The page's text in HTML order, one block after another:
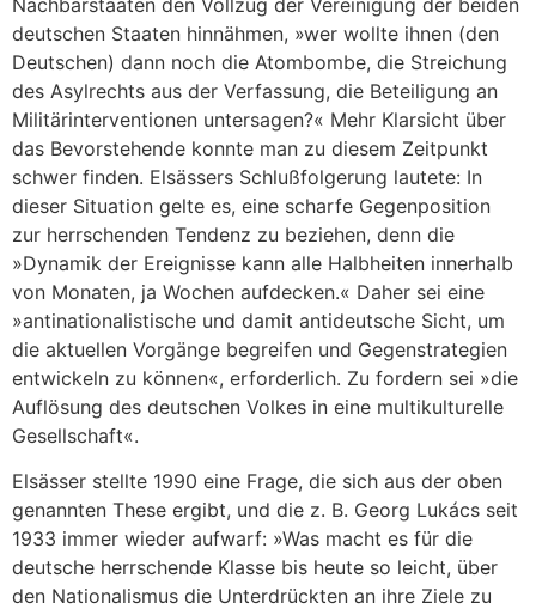
deutschen Staaten hinnähmen, »wer wollte ihnen (den
Deutschen) dann noch die Atombombe, die Streichung
des Asylrechts aus der Verfassung, die Beteiligung an
Militärinterventionen untersagen?« Mehr Klarsicht über
das Bevorstehende konnte man zu diesem Zeitpunkt
schwer finden. Elsässers Schlußfolgerung lautete: In
dieser Situation gelte es, eine scharfe Gegenposition
zur herrschenden Tendenz zu beziehen, denn die
»Dynamik der Ereignisse kann alle Halbheiten innerhalb
von Monaten, ja Wochen aufdecken.« Daher sei eine
»antinationalistische und damit antideutsche Sicht, um
die aktuellen Vorgänge begreifen und Gegenstrategien
entwickeln zu können«, erforderlich. Zu fordern sei »die
Auflösung des deutschen Volkes in eine multikulturelle
Gesellschaft«.
Elsässer stellte 1990 eine Frage, die sich aus der oben
genannten These ergibt, und die z. B. Georg Lukács seit
1933 immer wieder aufwarf: »Was macht es für die
deutsche herrschende Klasse bis heute so leicht, über
den Nationalismus die Unterdrückten an ihre Ziele zu